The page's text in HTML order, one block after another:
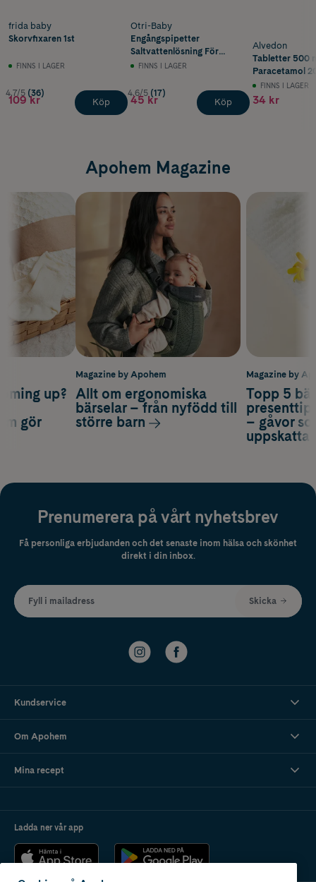
frida baby
Skorvfixaren 1st
FINNS I LAGER
4.7/5 (36)
109 kr Köp
Otri-Baby
Engångspipetter
Saltvattenlösning För
Spädbarn 18 x 5 ml
FINNS I LAGER
4.6/5 (17)
45 kr Köp
Alvedon
Tabletter 500
Paracetamol
FINNS I LAGER
34 kr
Apohem Magazine
Magazine by
Topp 5
– gåvor
up?
gör
Magazine by Apohem
Allt om ergonomiska
bärselar – från nyfödd till
större barn
Prenumerera på vårt nyhetsbrev
Få personliga erbjudanden och det senaste inom hälsa och skönhet
direkt i din inbox.
Fyll i mailadress Skicka
Kundservice
Om Apohem
Mina recept
Ladda ner vår app